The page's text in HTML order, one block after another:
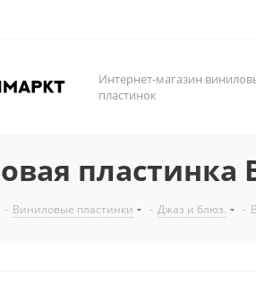
Интернет-магазин
пластинок
пластинка
- Виниловые пластинки - Джаз и блюз. -